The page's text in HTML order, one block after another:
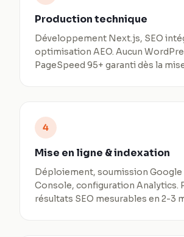
Production technique
Développement Next.js, SEO
optimisation AEO. Aucun
PageSpeed 95+ garanti dès la
4
Mise en ligne & indexation
Déploiement, soumission Google
Console, configuration Analytics.
résultats SEO mesurables en 2-3